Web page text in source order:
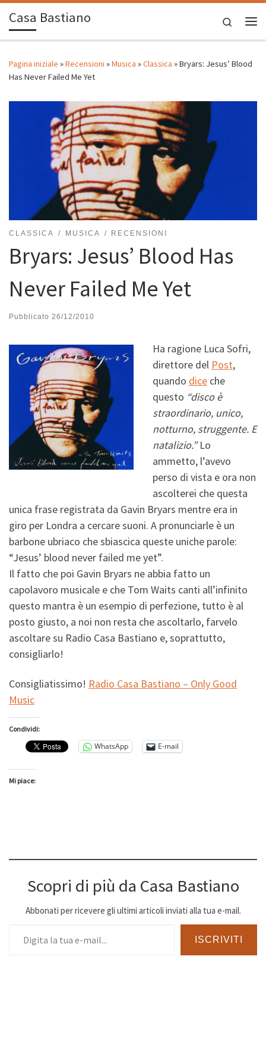
Passa al contenuto
Casa Bastiano
Search
Pagina iniziale »Recensioni »Musica »Classica »Bryars: Jesus’ Blood
Has Never Failed Me Yet
CLASSICA MUSICA RECENSIONI
Bryars: Jesus’ Blood Has
Never Failed Me Yet
Pubblicato 26/12/2010
Ha ragione Luca Sofri,
direttore del Post,
quando diceche
questo “disco è
straordinario, unico,
notturno, struggente. E
natalizio.”Lo
ammetto, l’avevo
perso di vista e ora non
ascolterei che questa
unica frase registrata da Gavin Bryars mentre era in
giro per Londra a cercare suoni. A pronunciarle è un
barbone ubriaco che sbiascica queste uniche parole:
“Jesus’ blood never failed me yet”.
Il fatto che poi Gavin Bryars ne abbia fatto un
capolavoro musicale e che Tom Waits canti all’infinito
questo mantra è un esempio di perfezione, tutto è al
posto giusto, a noi non resta che ascoltarlo, farvelo
ascoltare su Radio Casa Bastiano e, soprattutto,
consigliarlo!
Consigliatissimo! Radio Casa Bastiano – Only Good
Music
Condividi:
WhatsApp E-mail
Mi piace:
Scopri di più da Casa Bastiano
Abbonati per ricevere gli ultimi articoli inviati alla tua e-mail.
ISCRIVITI